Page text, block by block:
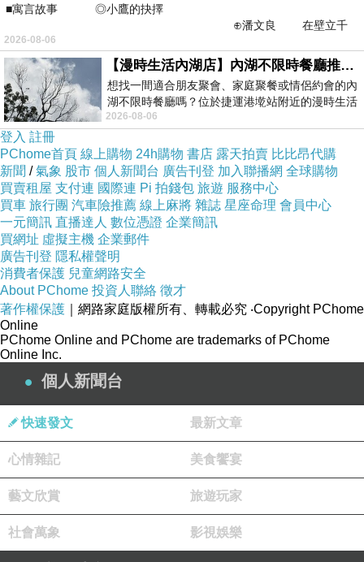
「見」在佛法中之所以重要也正因為它帶來模型層的改
變。語言可以描述道理，信仰可以提供安定，但洞察能直
接改變心智對世界的預測方式，例如一個人真正看見無常
便不再以相同方式抓住變化中的東西，或者當真正看見苦
的生成，便不再把痛苦完全歸因於外界。這些改變一旦發
生，便是底層模型被重新校準。
佛法與 predictive processing 的相似不等於兩者完全相
同。現代認知科學關注大腦如何預測與減少誤差，佛法關
注心如何因錯誤執取而產生痛苦，並如何通過覺察與洞察
走向解脫。前者是描述性模型，後者是解脫性系統。兩者
目的不同，但對心智運作的理解有高度重疊。佛法最有現
代性的地方正在於它把人理解為由感官、感受、分類、傾
向與意識持續生成的過程。所以若問佛法是否早期的
predictive processing 模型，答案可以是：它不是現代科
學意義上的理論模型，卻早已提出一套高度相似的心智生
成觀。佛法看到一個持續建構世界、誤讀世界、強化世界
再完全支配經驗，痛苦也不再必然沿舊有路徑延續。
■寓言故事 ◎小鷹的抉擇
⊕潘文良 在壁立千
仞的懸崖上，有一座遮天蔽
2026-08-06
【漫時生活內湖店】內湖不限時餐廳推薦｜捷運港墘站美食，聚餐、約會、家庭聚會首選，正餐甜點一次滿足
想找一間適合朋友聚會、家庭聚餐或情侶約會的內
湖不限時餐廳嗎？位於捷運港墘站附近的漫時生活
內湖店，從捷運站步行約4分鐘即可抵
2026-08-06
登入 註冊
PChome首頁 線上購物 24h購物 書店 露天拍賣 比比昂代購
新聞 /氣象 股市 個人新聞台 廣告刊登 加入聯播網 全球購物
買賣租屋 支付連 國際連 Pi 拍錢包 旅遊 服務中心
買車 旅行團 汽車險推薦 線上麻將 雜誌 星座命理 會員中心
一元簡訊 直播達人 數位憑證 企業簡訊
買網址 虛擬主機 企業郵件
廣告刊登 隱私權聲明
消費者保護 兒童網路安全
About PChome 投資人聯絡 徵才
著作權保護 ｜網路家庭版權所有、轉載必究 ‧Copyright PChome
Online
PChome Online and PChome are trademarks of PChome
Online Inc.
個人新聞台
快速發文 最新文章
心情雜記 美食饗宴
藝文欣賞 旅遊玩家
社會萬象 影視娛樂